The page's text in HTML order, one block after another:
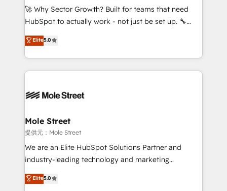
with good people' and have worked with incredible
brands. You can see some of them on our website,
🚀 Why Sector Growth? Built for teams that need
HubSpot to actually work - not just be set up. 🔧
HubSpot Experts: Onboarding, migrations,
automation, and training built for adoption. ⚡ Highly
Technical Execution: ERP, EMR and Custom
Integrations; complex builds delivered in weeks, not
workflows; automation agents; process optimization
Healthcare: HIPAA implementations; secure data
workflows 💼 Financial Services: compliant
workflows; audit-ready reporting ⚖️ Legal: client
intake; pipeline and document workflows 🛒 E-
revenue automation 🏢 Real Estate: deal pipelines;
Elite5.0
Mole Street
提供元：Mole Street
We are an Elite HubSpot Solutions Partner and
industry-leading technology and marketing
consultancy. Our focus is on enterprise and mid-
market B2B companies globally that want a strategic
Elite5.0